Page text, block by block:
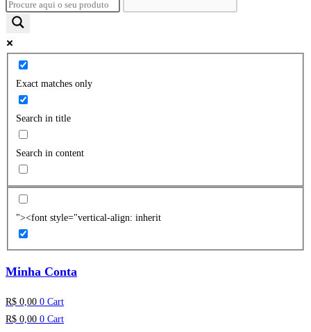
Exact matches only
Search in title
Search in content
"><font style="vertical-align: inherit
Minha Conta
R$ 0,00 0 Cart
R$ 0,00 0 Cart